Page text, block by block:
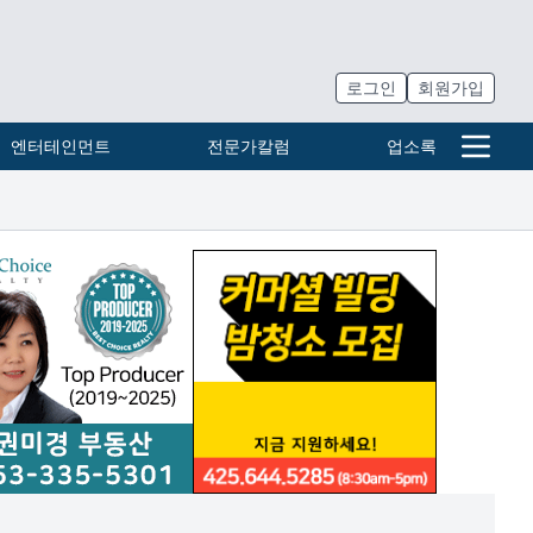
로그인 회원가입
엔터테인먼트 전문가칼럼 업소록